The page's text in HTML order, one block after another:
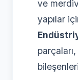
ve
yapılar